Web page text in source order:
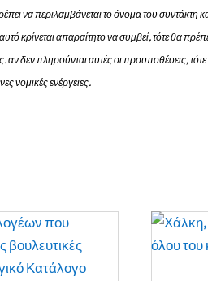
να περιλαμβάνεται το όνομα του συντάκτη
κρίνεται απαραίτητο να συμβεί, τότε θα
αν δεν πληρούνται αυτές οι προυποθέσεις,
νομικές ενέργειες.